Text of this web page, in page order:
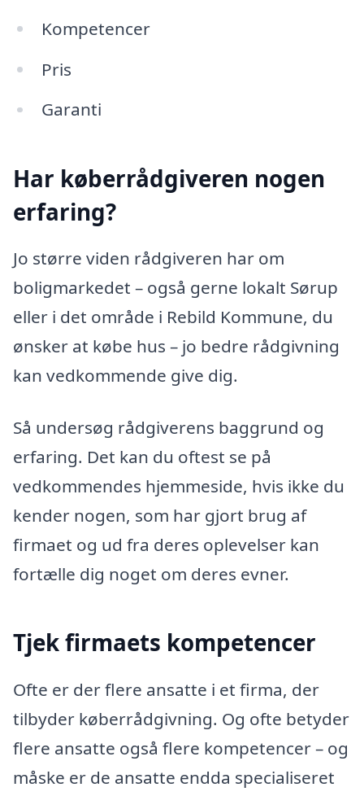
Kompetencer
Pris
Garanti
Har køberrådgiveren nogen
erfaring?
Jo større viden rådgiveren har om
boligmarkedet – også gerne lokalt Sørup
eller i det område i Rebild Kommune, du
ønsker at købe hus – jo bedre rådgivning
kan vedkommende give dig.
Så undersøg rådgiverens baggrund og
erfaring. Det kan du oftest se på
vedkommendes hjemmeside, hvis ikke du
kender nogen, som har gjort brug af
firmaet og ud fra deres oplevelser kan
fortælle dig noget om deres evner.
Tjek firmaets kompetencer
Ofte er der flere ansatte i et firma, der
tilbyder køberrådgivning. Og ofte betyder
flere ansatte også flere kompetencer – og
måske er de ansatte endda specialiseret